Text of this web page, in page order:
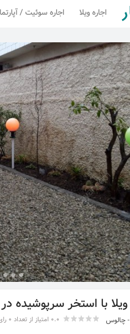
اجاره ویلا اجاره سوئیت /
ویلا با استخر سرپوشیده
- چالوس 0.0 امتیاز از تعداد 0 رای